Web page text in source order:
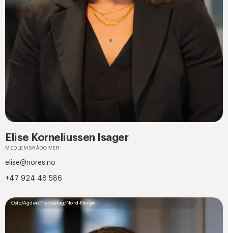
Elise Korneliussen Isager
MEDLEMSRÅDGIVER
elise@nores.no
+47 924 48 586
Oslo/Agder/Trøndelag/Nord-Norge